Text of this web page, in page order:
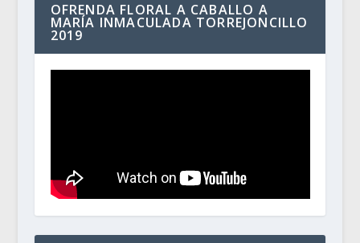
OFRENDA FLORAL A CABALLO A
MARÍA INMACULADA TORREJONCILLO
2019